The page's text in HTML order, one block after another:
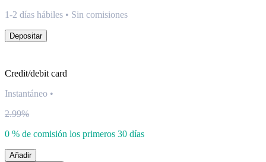
1-2 días hábiles • Sin comisiones
Depositar
Credit/debit card
Instantáneo •
2.99%
0 % de comisión los primeros 30 días
Añadir